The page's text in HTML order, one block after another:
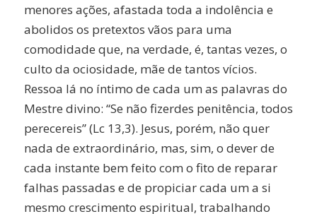
menores ações, afastada toda a indolência e
abolidos os pretextos vãos para uma
comodidade que, na verdade, é, tantas vezes, o
culto da ociosidade, mãe de tantos vícios.
Ressoa lá no íntimo de cada um as palavras do
Mestre divino: “Se não fizerdes penitência, todos
perecereis” (Lc 13,3). Jesus, porém, não quer
nada de extraordinário, mas, sim, o dever de
cada instante bem feito com o fito de reparar
falhas passadas e de propiciar cada um a si
mesmo crescimento espiritual, trabalhando